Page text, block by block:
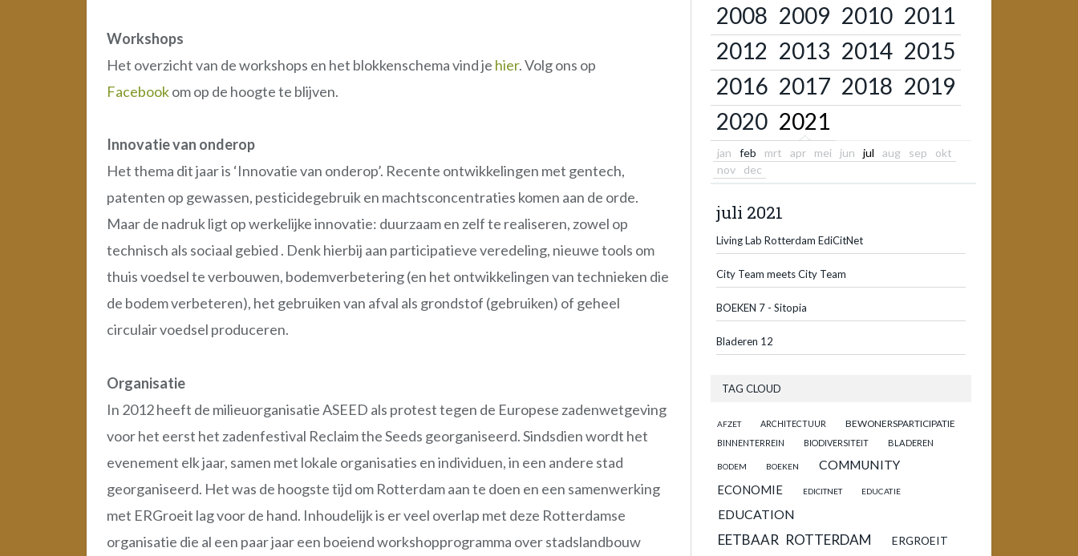
Workshops
Het overzicht van de workshops en het blokkenschema vind je hier. Volg ons op
Facebookom op de hoogte te blijven.
Innovatie van onderop
Het thema dit jaar is ‘Innovatie van onderop’. Recente ontwikkelingen met gentech,
patenten op gewassen, pesticidegebruik en machtsconcentraties komen aan de orde.
Maar de nadruk ligt op werkelijke innovatie: duurzaam en zelf te realiseren, zowel op
technisch als sociaal gebied . Denk hierbij aan participatieve veredeling, nieuwe tools om
thuis voedsel te verbouwen, bodemverbetering (en het ontwikkelingen van technieken die
de bodem verbeteren), het gebruiken van afval als grondstof (gebruiken) of geheel
circulair voedsel produceren.
Organisatie
In 2012 heeft de milieuorganisatie ASEED als protest tegen de Europese zadenwetgeving
voor het eerst het zadenfestival Reclaim the Seeds georganiseerd. Sindsdien wordt het
evenement elk jaar, samen met lokale organisaties en individuen, in een andere stad
georganiseerd. Het was de hoogste tijd om Rotterdam aan te doen en een samenwerking
met ERGroeit lag voor de hand. Inhoudelijk is er veel overlap met deze Rotterdamse
organisatie die al een paar jaar een boeiend workshopprogramma over stadslandbouw
2008 2009 2010 2011
2012 2013 2014 2015
2016 2017 2018 2019
2020 2021
jan feb mrt apr mei jun jul aug sep
okt
nov
dec
juli 2021
Living Lab Rotterdam EdiCitNet
City Team meets City Team
BOEKEN 7 - Sitopia
Bladeren 12
TAG CLOUD
AFZET ARCHITECTUUR BEWONERSPARTICIPATIE
BINNENTERREIN BIODIVERSITEIT BLADEREN
BODEM BOEKEN
COMMUNITY
ECONOMIE
EDICITNET EDUCATIE
EDUCATION
EETBAAR ROTTERDAM ERGROEIT